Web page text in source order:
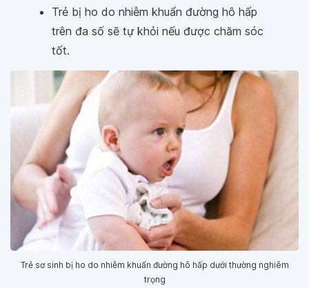
Trẻ bị ho do nhiễm khuẩn đường hô hấp
trên đa số sẽ tự khỏi nếu được chăm sóc
tốt.
Trẻ sơ sinh bị ho do nhiễm khuẩn đường hô hấp dưới thường nghiêm
trọng